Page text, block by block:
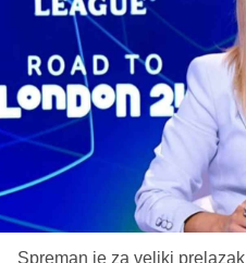
Spreman je za veliki prelazak